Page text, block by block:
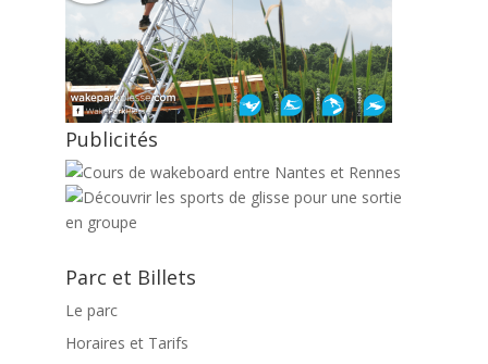
Publicités
Parc et Billets
Le parc
Horaires et Tarifs